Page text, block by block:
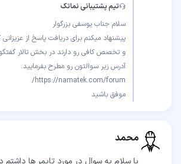
تیم پشتیبانی نماتک
پیشنهاد میکنم برای دریافت پاسخ از
و تخصص کافی رو دارند در بخش تالار
موفق باشید
محمد